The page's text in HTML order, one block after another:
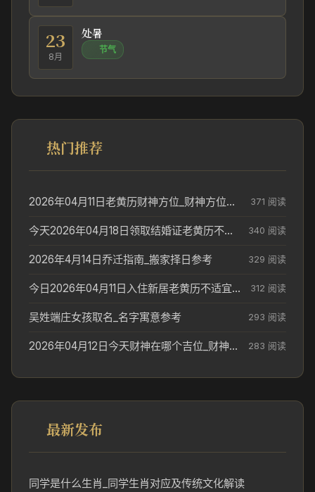
23
8月
处暑
节气
热门推荐
2026年04月11日老黄历财神方位_财神方位与供奉讲究 371 阅读
今天2026年04月18日领取结婚证老黄历不适合吗_领证日期参考 340 阅读
2026年4月14日乔迁指南_搬家择日参考 329 阅读
今日2026年04月11日入住新居老黄历不适宜吗_搬家择日参考 312 阅读
吴姓端庄女孩取名_名字寓意参考 293 阅读
2026年04月12日今天财神在哪个吉位_财神方位参考 283 阅读
最新发布
同学是什么生肖_同学生肖对应及传统文化解读